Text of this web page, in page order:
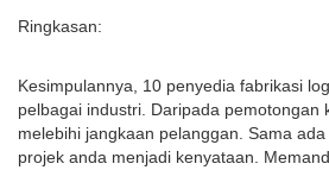
Ringkasan:
Kesimpulannya, 10 penyedia fabrikasi
pelbagai industri. Daripada
melebihi jangkaan pelanggan. Sama
projek anda menjadi kenyataan.